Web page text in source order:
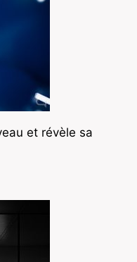
et révèle sa